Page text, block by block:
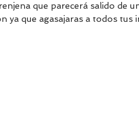
que parecerá salido de
ya que agasajaras a todos tus